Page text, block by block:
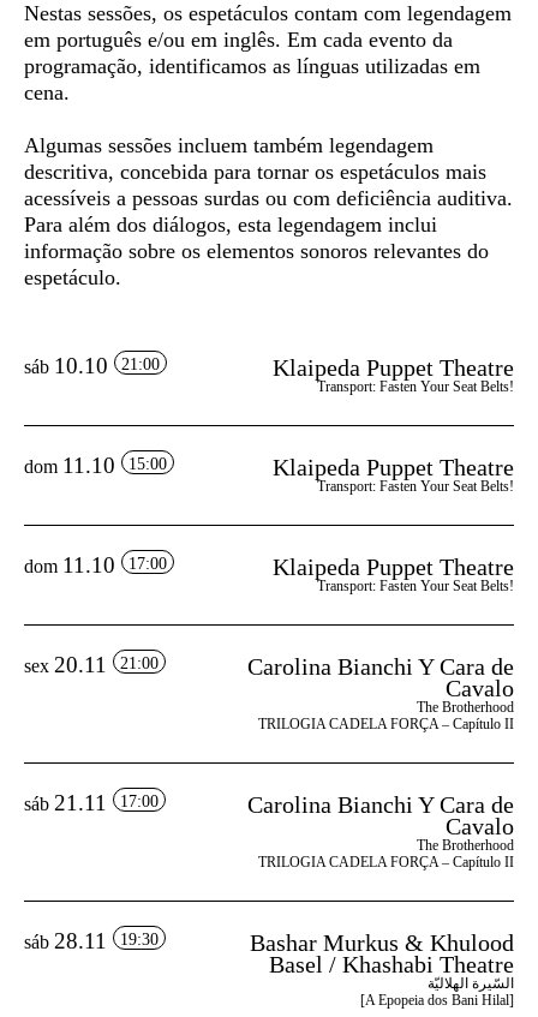
Nestas sessões, os espetáculos contam com legendagem
em português e/ou em inglês. Em cada evento da
programação, identificamos as línguas utilizadas em
cena.
Algumas sessões incluem também legendagem
descritiva, concebida para tornar os espetáculos mais
acessíveis a pessoas surdas ou com deficiência auditiva.
Para além dos diálogos, esta legendagem inclui
informação sobre os elementos sonoros relevantes do
espetáculo.
sáb 10.10 21:00 Klaipeda Puppet Theatre
Transport: Fasten Your Seat Belts!
dom 11.10 15:00 Klaipeda Puppet Theatre
Transport: Fasten Your Seat Belts!
dom 11.10 17:00 Klaipeda Puppet Theatre
Transport: Fasten Your Seat Belts!
sex 20.11 21:00
Carolina Bianchi Y Cara de
Cavalo
The Brotherhood
TRILOGIA CADELA FORÇA – Capítulo II
sáb 21.11 17:00
Carolina Bianchi Y Cara de
Cavalo
The Brotherhood
TRILOGIA CADELA FORÇA – Capítulo II
sáb 28.11 19:30
Bashar Murkus & Khulood
Basel / Khashabi Theatre
السّيرة الهلاليّة
[A Epopeia dos Bani Hilal]